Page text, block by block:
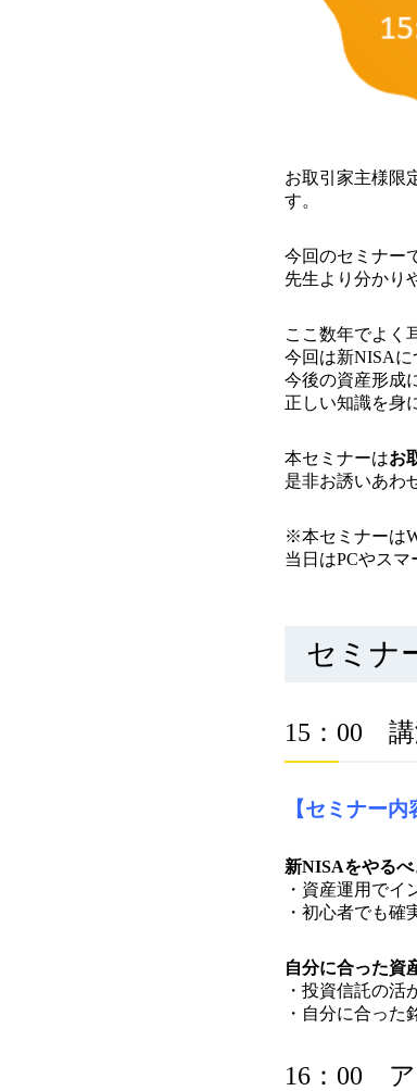
お取引家主様限
す。
今回のセミナー
先生より分かり
ここ数年でよく
今回は新NISAに
今後の資産形成
正しい知識を身
本セミナーはお
是非お誘いあわ
※本セミナーは
当日はPCやスマ
セミナ
15：00
【セミナー内
新NISAをやるべ
・資産運用でイ
・初心者でも確
自分に合った資
・投資信託の活
・自分に合った
16：00 ア